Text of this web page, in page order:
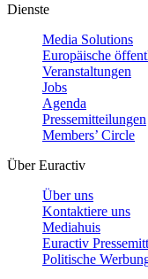
Dienste
Media Solutions
Europäische
Veranstaltungen
Jobs
Agenda
Pressemitteilungen
Members’ Circle
Über Euractiv
Über uns
Kontaktiere uns
Mediahuis
Euractiv
Politische